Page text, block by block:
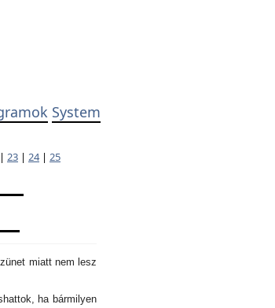
System
| 23 | 24| 25
miatt nem lesz
ha bármilyen